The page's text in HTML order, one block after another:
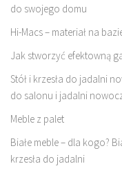
do swojego domu
Hi-Macs – materiał na
Jak stworzyć efektowną
Stół i krzesła do jadalni
do salonu i jadalni
Meble z palet
Białe meble – dla kogo?
krzesła do jadalni